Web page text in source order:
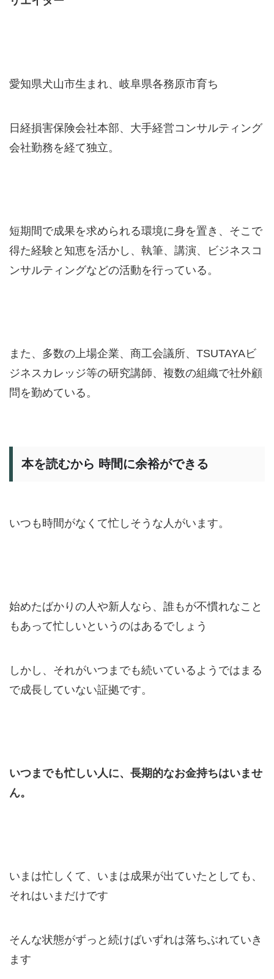
愛知県犬山市生まれ、岐阜県各務原市育ち
日経損害保険会社本部、大手経営コンサルティング
会社勤務を経て独立。
短期間で成果を求められる環境に身を置き、そこで
得た経験と知恵を活かし、執筆、講演、ビジネスコ
ンサルティングなどの活動を行っている。
また、多数の上場企業、商工会議所、TSUTAYAビ
ジネスカレッジ等の研究講師、複数の組織で社外顧
問を勤めている。
本を読むから 時間に余裕ができる
いつも時間がなくて忙しそうな人がいます。
始めたばかりの人や新人なら、誰もが不慣れなこと
もあって忙しいというのはあるでしょう
しかし、 それがいつまでも続いているようではまる
で成長していない証拠です。
いつまでも忙しい人に、長期的なお金持ちはいませ
ん。
いまは忙しくて、いまは成果が出ていたとしても、
それはいまだけです
そんな状態がずっと続けばいずれは落ちぶれていき
ます